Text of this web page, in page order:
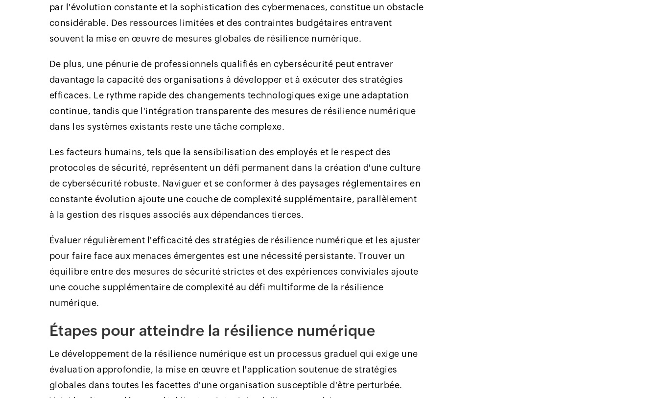
par l'évolution constante et la sophistication des cybermenaces, constitue un obstacle
considérable. Des ressources limitées et des contraintes budgétaires entravent
souvent la mise en œuvre de mesures globales de résilience numérique.
De plus, une pénurie de professionnels qualifiés en cybersécurité peut entraver
davantage la capacité des organisations à développer et à exécuter des stratégies
efficaces. Le rythme rapide des changements technologiques exige une adaptation
continue, tandis que l'intégration transparente des mesures de résilience numérique
dans les systèmes existants reste une tâche complexe.
Les facteurs humains, tels que la sensibilisation des employés et le respect des
protocoles de sécurité, représentent un défi permanent dans la création d'une culture
de cybersécurité robuste. Naviguer et se conformer à des paysages réglementaires en
constante évolution ajoute une couche de complexité supplémentaire, parallèlement
à la gestion des risques associés aux dépendances tierces.
Évaluer régulièrement l'efficacité des stratégies de résilience numérique et les ajuster
pour faire face aux menaces émergentes est une nécessité persistante. Trouver un
équilibre entre des mesures de sécurité strictes et des expériences conviviales ajoute
une couche supplémentaire de complexité au défi multiforme de la résilience
numérique.
Étapes pour atteindre la résilience numérique
Le développement de la résilience numérique est un processus graduel qui exige une
évaluation approfondie, la mise en œuvre et l'application soutenue de stratégies
globales dans toutes les facettes d'une organisation susceptible d'être perturbée.